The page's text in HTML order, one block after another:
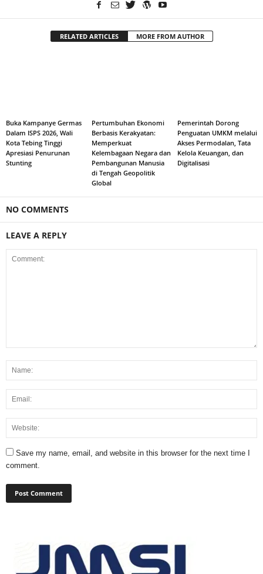
RELATED ARTICLES MORE FROM AUTHOR
Buka Kampanye Germas
Dalam ISPS 2026, Wali
Kota Tebing Tinggi
Apresiasi Penurunan
Stunting
Pertumbuhan Ekonomi
Berbasis Kerakyatan:
Memperkuat
Kelembagaan Negara dan
Pembangunan Manusia
di Tengah Geopolitik
Global
Pemerintah Dorong
Penguatan UMKM melalui
Akses Permodalan, Tata
Kelola Keuangan, dan
Digitalisasi
NO COMMENTS
LEAVE A REPLY
Save my name, email, and website in this browser for the next time I
comment.